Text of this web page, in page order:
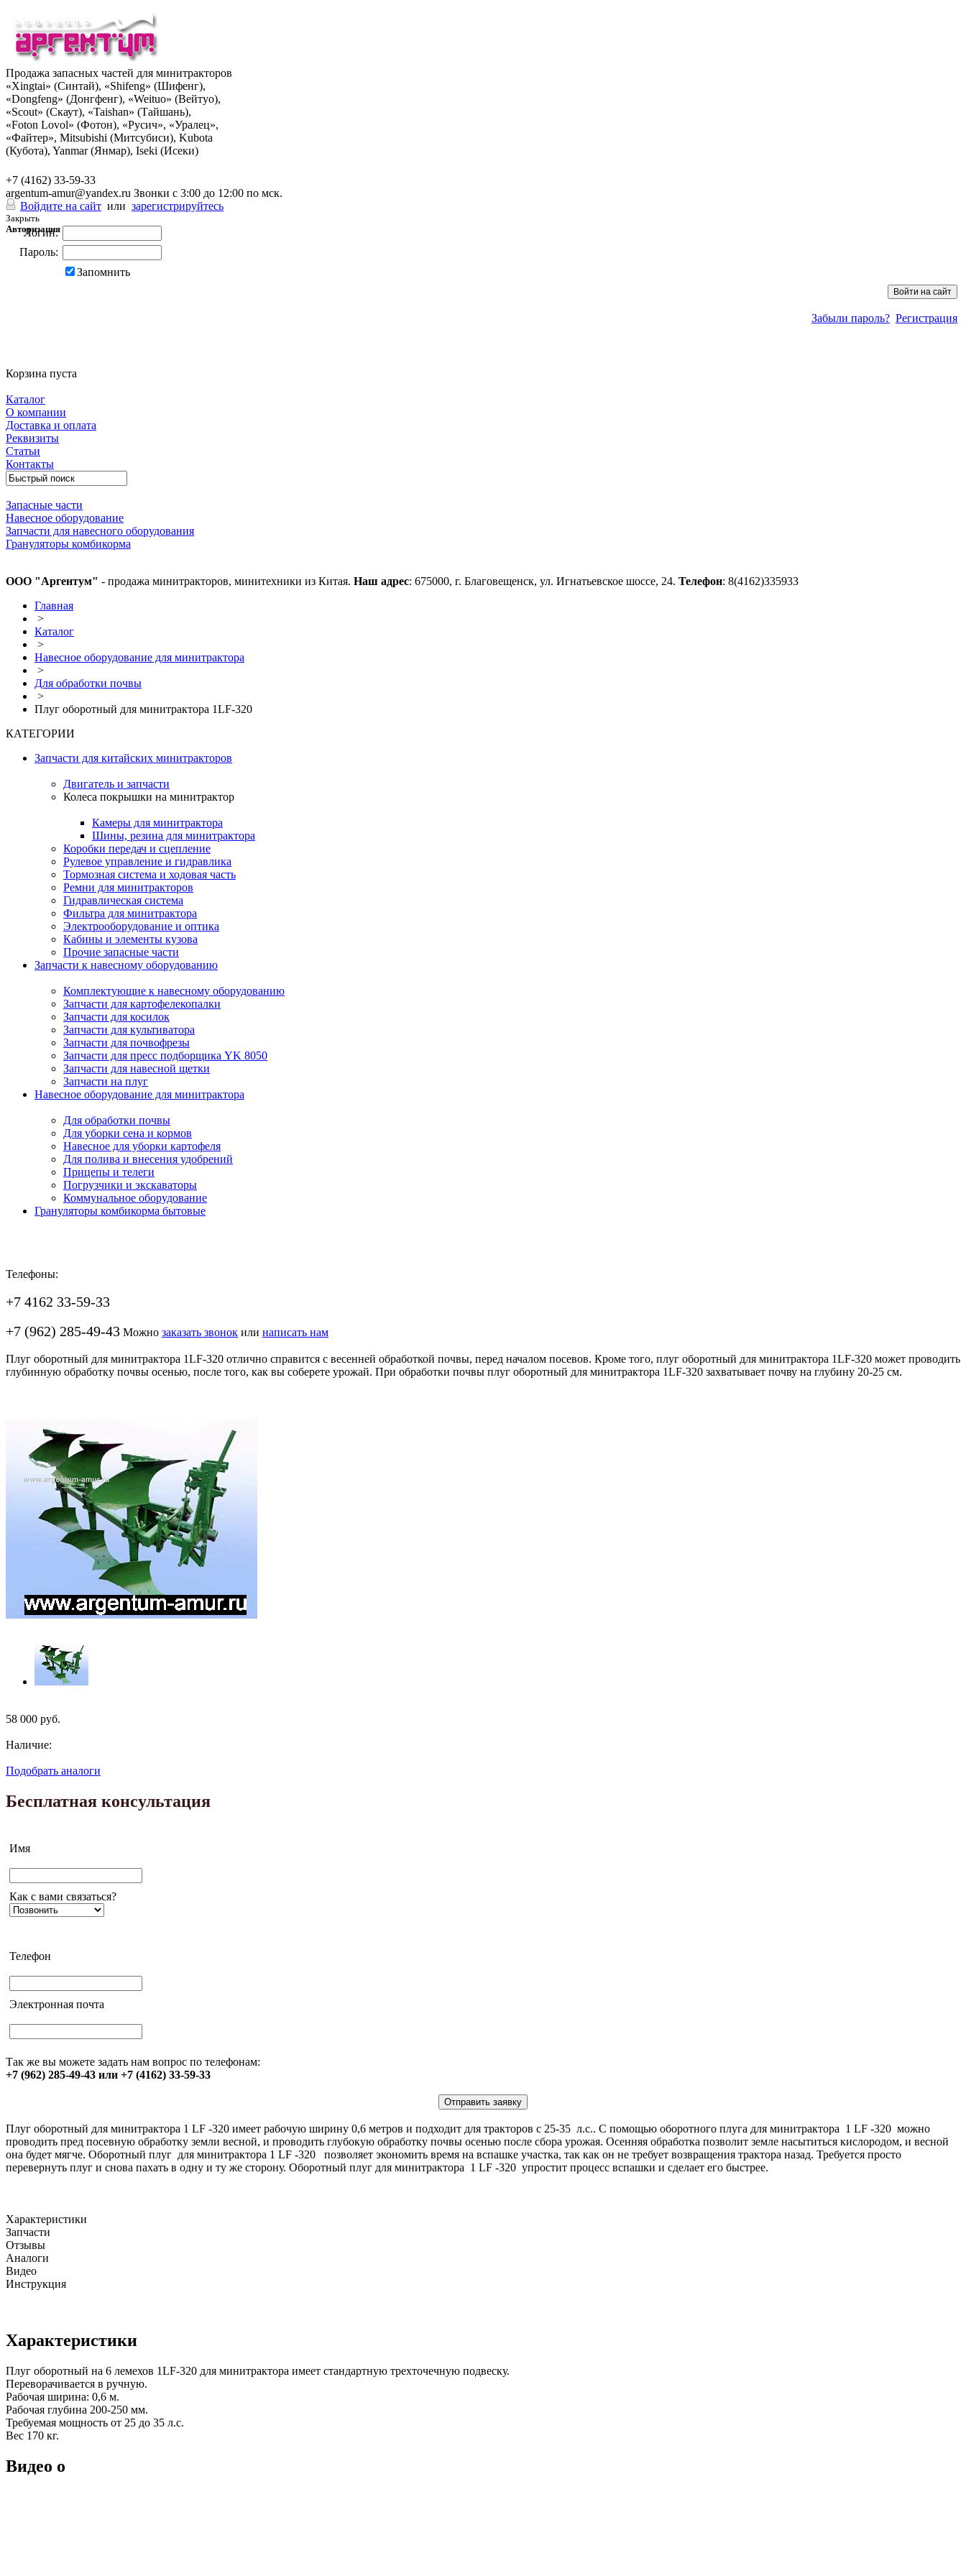
Продажа запасных частей для минитракторов
«Xingtai» (Синтай), «Shifeng» (Шифенг),
«Dongfeng» (Донгфенг), «Weituo» (Вейтуо),
«Scout» (Скаут), «Taishan» (Тайшань),
«Foton Lovol» (Фотон), «Русич», «Уралец»,
«Файтер», Mitsubishi (Митсубиси), Kubota
(Кубота), Yanmar (Янмар), Iseki (Исеки)
+7 (4162) 33-59-33
argentum-amur@yandex.ru Звонки с 3:00 до 12:00 по мск.
Войдите на сайт или зарегистрируйтесь
Закрыть
Авторизация
Логин:
Пароль:
Запомнить
Забыли пароль? Регистрация
Корзина пуста
Каталог
О компании
Доставка и оплата
Реквизиты
Статьи
Контакты
Запасные части
Навесное оборудование
Запчасти для навесного оборудования
Грануляторы комбикорма
ООО "Аргентум" - продажа минитракторов, минитехники из Китая. Наш адрес: 675000, г. Благовещенск, ул. Игнатьевское шоссе, 24. Телефон: 8(4162)335933
Главная
>
Каталог
>
Навесное оборудование для минитрактора
>
Для обработки почвы
>
Плуг оборотный для минитрактора 1LF-320
КАТЕГОРИИ
Запчасти для китайских минитракторов
Двигатель и запчасти
Колеса покрышки на минитрактор
Камеры для минитрактора
Шины, резина для минитрактора
Коробки передач и сцепление
Рулевое управление и гидравлика
Тормозная система и ходовая часть
Ремни для минитракторов
Гидравлическая система
Фильтра для минитрактора
Электрооборудование и оптика
Кабины и элементы кузова
Прочие запасные части
Запчасти к навесному оборудованию
Комплектующие к навесному оборудованию
Запчасти для картофелекопалки
Запчасти для косилок
Запчасти для культиватора
Запчасти для почвофрезы
Запчасти для пресс подборщика YK 8050
Запчасти для навесной щетки
Запчасти на плуг
Навесное оборудование для минитрактора
Для обработки почвы
Для уборки сена и кормов
Навесное для уборки картофеля
Для полива и внесения удобрений
Прицепы и телеги
Погрузчики и экскаваторы
Коммунальное оборудование
Грануляторы комбикорма бытовые
Телефоны:
+7 4162 33-59-33
+7 (962) 285-49-43 Можно заказать звонок или написать нам
Плуг оборотный для минитрактора 1LF-320 отлично справится с весенней обработкой почвы, перед началом посевов. Кроме того, плуг оборотный для минитрактора 1LF-320 может проводить
глубинную обработку почвы осенью, после того, как вы соберете урожай. При обработки почвы плуг оборотный для минитрактора 1LF-320 захватывает почву на глубину 20-25 см.
58 000 руб.
Наличие:
Подобрать аналоги
Бесплатная консультация
Имя
Как с вами связаться?
Телефон
Электронная почта
Так же вы можете задать нам вопрос по телефонам:
+7 (962) 285-49-43 или +7 (4162) 33-59-33
Отправить заявку
Плуг оборотный для минитрактора 1 LF -320 имеет рабочую ширину 0,6 метров и подходит для тракторов с 25-35 л.с.. С помощью оборотного плуга для минитрактора 1 LF -320 можно
проводить пред посевную обработку земли весной, и проводить глубокую обработку почвы осенью после сбора урожая. Осенняя обработка позволит земле насытиться кислородом, и весной
она будет мягче. Оборотный плуг для минитрактора 1 LF -320 позволяет экономить время на вспашке участка, так как он не требует возвращения трактора назад. Требуется просто
перевернуть плуг и снова пахать в одну и ту же сторону. Оборотный плуг для минитрактора 1 LF -320 упростит процесс вспашки и сделает его быстрее.
Характеристики
Запчасти
Отзывы
Аналоги
Видео
Инструкция
Характеристики
Плуг оборотный на 6 лемехов 1LF-320 для минитрактора имеет стандартную трехточечную подвеску.
Переворачивается в ручную.
Рабочая ширина: 0,6 м.
Рабочая глубина 200-250 мм.
Требуемая мощность от 25 до 35 л.с.
Вес 170 кг.
Видео о